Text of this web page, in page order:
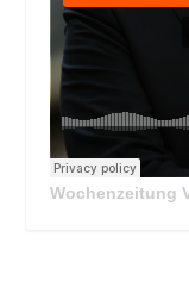
Wochenzeitung